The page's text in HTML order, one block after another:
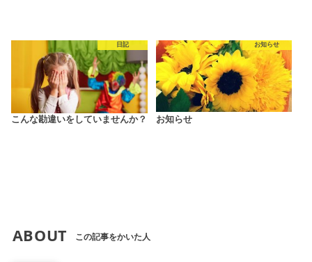
日記
こんな勘違いをしていませんか？
お知らせ
お知らせ
ABOUT この記事をかいた人